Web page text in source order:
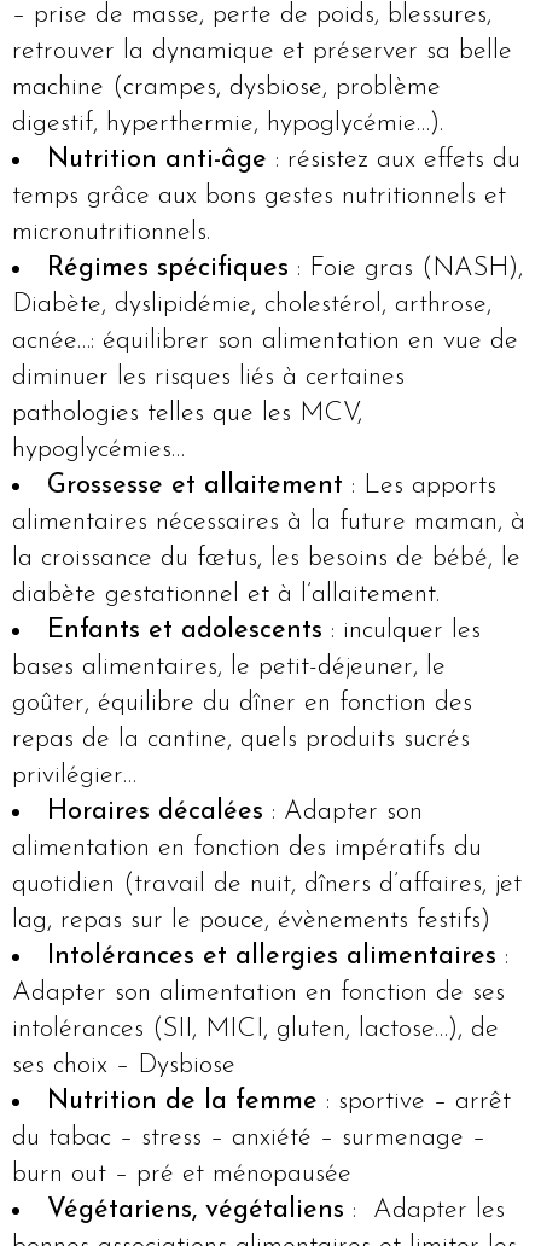
– prise de masse, perte de poids, blessures,
retrouver la dynamique et préserver sa belle
machine (crampes, dysbiose, problème
digestif, hyperthermie, hypoglycémie…).
Nutrition anti-âge : résistez aux effets du
temps grâce aux bons gestes nutritionnels et
micronutritionnels.
Régimes spécifiques : Foie gras (NASH),
Diabète, dyslipidémie, cholestérol, arthrose,
acnée…: équilibrer son alimentation en vue de
diminuer les risques liés à certaines
pathologies telles que les MCV,
hypoglycémies…
Grossesse et allaitement : Les apports
alimentaires nécessaires à la future maman, à
la croissance du fœtus, les besoins de bébé, le
diabète gestationnel et à l’allaitement.
Enfants et adolescents : inculquer les
bases alimentaires, le petit-déjeuner, le
goûter, équilibre du dîner en fonction des
repas de la cantine, quels produits sucrés
privilégier…
Horaires décalées : Adapter son
alimentation en fonction des impératifs du
quotidien (travail de nuit, dîners d’affaires, jet
lag, repas sur le pouce, évènements festifs)
Intolérances et allergies alimentaires :
Adapter son alimentation en fonction de ses
intolérances (SII, MICI, gluten, lactose…), de
ses choix – Dysbiose
Nutrition de la femme : sportive – arrêt
du tabac – stress – anxiété – surmenage –
burn out – pré et ménopausée
Végétariens, végétaliens : Adapter les